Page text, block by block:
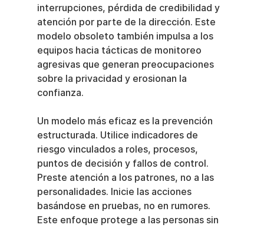
interrupciones, pérdida de credibilidad y
atención por parte de la dirección. Este
modelo obsoleto también impulsa a los
equipos hacia tácticas de monitoreo
agresivas que generan preocupaciones
sobre la privacidad y erosionan la
confianza.
Un modelo más eficaz es la prevención
estructurada. Utilice indicadores de
riesgo vinculados a roles, procesos,
puntos de decisión y fallos de control.
Preste atención a los patrones, no a las
personalidades. Inicie las acciones
basándose en pruebas, no en rumores.
Este enfoque protege a las personas sin